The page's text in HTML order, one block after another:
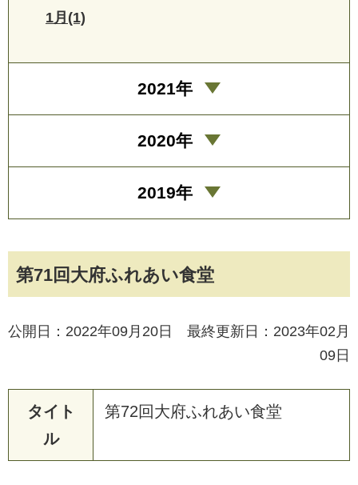
第71回大府ふれあい食堂
公開日：2022年09月20日 最終更新日：2023年02月
09日
タイト
ル
第72回大府ふれあい食堂
1月(1)
2021年
2020年
2019年